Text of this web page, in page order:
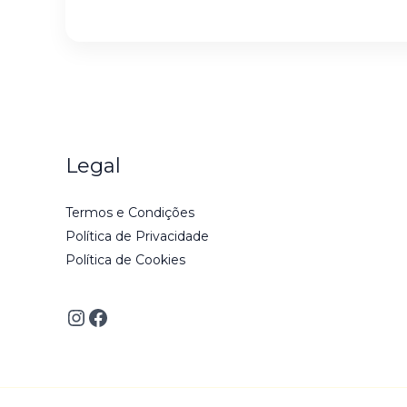
Legal
Termos e Condições
Política de Privacidade
Política de Cookies